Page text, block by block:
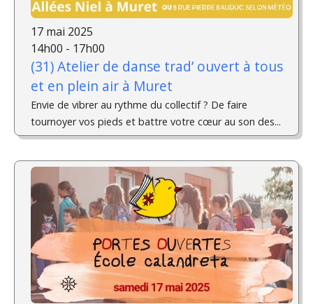
17 mai 2025
14h00 - 17h00
(31) Atelier de danse trad’ ouvert à tous
et en plein air à Muret
Envie de vibrer au rythme du collectif ? De faire
tournoyer vos pieds et battre votre cœur au son des...